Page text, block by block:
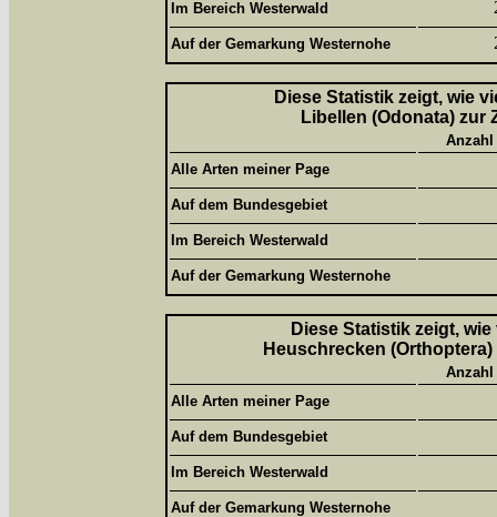
Im Bereich Westerwald
Auf der Gemarkung Westernohe
Diese Statistik zeigt, wie
Libellen (Odonata) zur
Alle Arten meiner Page
Auf dem Bundesgebiet
Im Bereich Westerwald
Auf der Gemarkung Westernohe
Diese Statistik zeigt,
Heuschrecken
Alle Arten meiner Page
Auf dem Bundesgebiet
Im Bereich Westerwald
Auf der Gemarkung Westernohe